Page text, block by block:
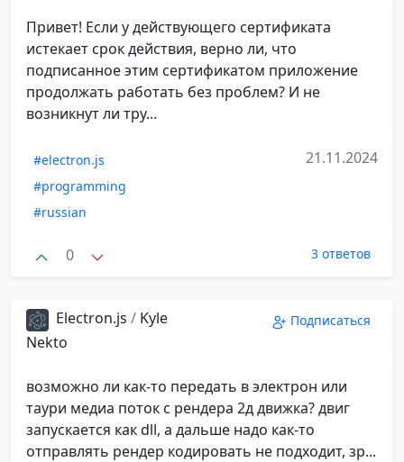
Привет! Если у действующего сертификата
истекает срок действия, верно ли, что
подписанное этим сертификатом приложение
продолжать работать без проблем? И не
возникнут ли тру...
#electron.js
#programming
#russian
21.11.2024
0 3 ответов
Electron.js / Kyle
Nekto
Подписаться
возможно ли как-то передать в электрон или
таури медиа поток с рендера 2д движка? двиг
запускается как dll, а дальше надо как-то
отправлять рендер кодировать не подходит, зр...